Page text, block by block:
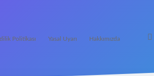
Politikası Yasal Uyarı Hakkımızda